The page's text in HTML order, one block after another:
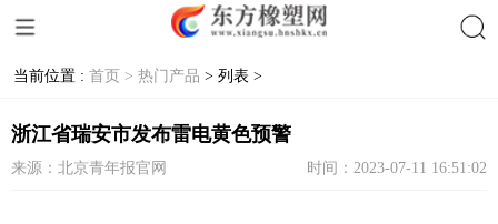
当前位置 : 首页 > 热门产品 > 列表 >
浙江省瑞安市发布雷电黄色预警
来源：北京青年报官网 时间：2023-07-11 16:51:02